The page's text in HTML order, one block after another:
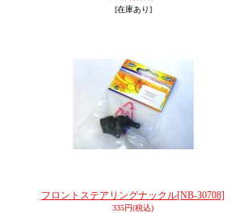
[在庫あり]
フロントステアリングナックル[NB-30708]
335円(税込)